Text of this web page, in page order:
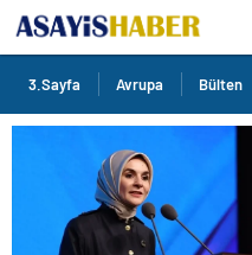
3.Sayfa Avrupa Bülten